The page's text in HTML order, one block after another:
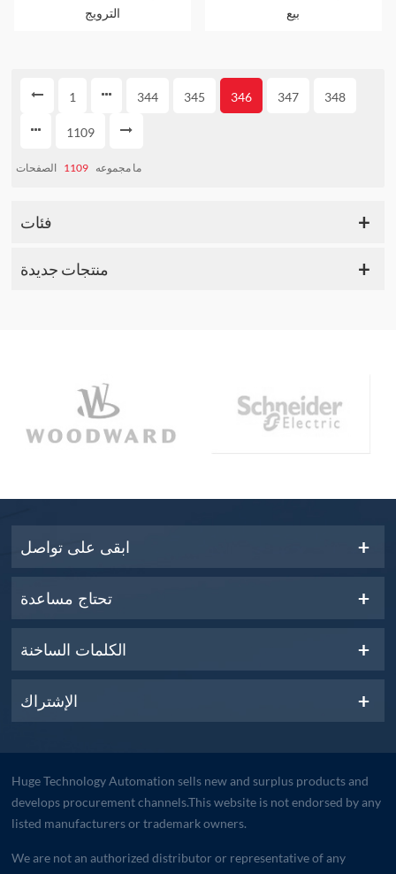
الترويج
بيع
1 344 345 346 347 348
1109
ما مجموعه 1109 الصفحات
فئات
منتجات جديدة
ابقى على تواصل
تحتاج مساعدة
الكلمات الساخنة
الإشتراك
Huge Technology Automation sells new and surplus products and
develops procurement channels.This website is not endorsed by any
listed manufacturers or trademark owners.
We are not an authorized distributor or representative of any